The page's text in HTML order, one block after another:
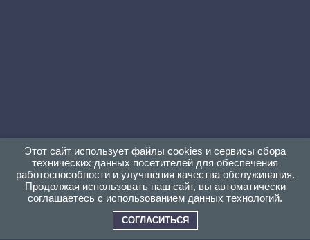
Этот сайт использует файлы cookies и сервисы сбора
технических данных посетителей для обеспечения
работоспособности и улучшения качества обслуживания.
Продолжая использовать наш сайт, вы автоматически
соглашаетесь с использованием данных технологий.
СОГЛАСИТЬСЯ